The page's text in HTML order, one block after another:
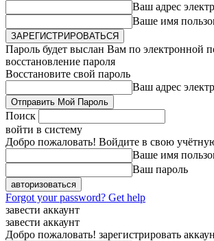
Ваш адрес
Ваше имя
Пароль будет выслан Вам по электронной
восстановление пароля
Восстановите свой пароль
Ваш адрес
Поиск
войти в систему
Добро пожаловать! Войдите в свою
Ваше имя
Ваш пароль
Forgot your password? Get help
завести аккаунт
завести аккаунт
Добро пожаловать! зарегистрировать